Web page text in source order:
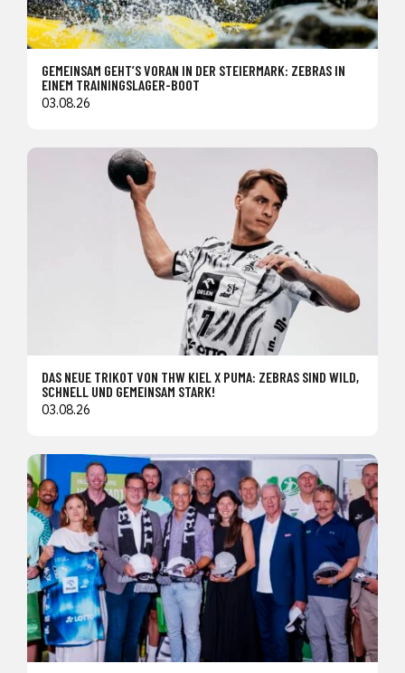
GEMEINSAM GEHT’S VORAN IN DER STEIERMARK: ZEBRAS IN
EINEM TRAININGSLAGER-BOOT
03.08.26
DAS NEUE TRIKOT VON THW KIEL X PUMA: ZEBRAS SIND WILD,
SCHNELL UND GEMEINSAM STARK!
03.08.26